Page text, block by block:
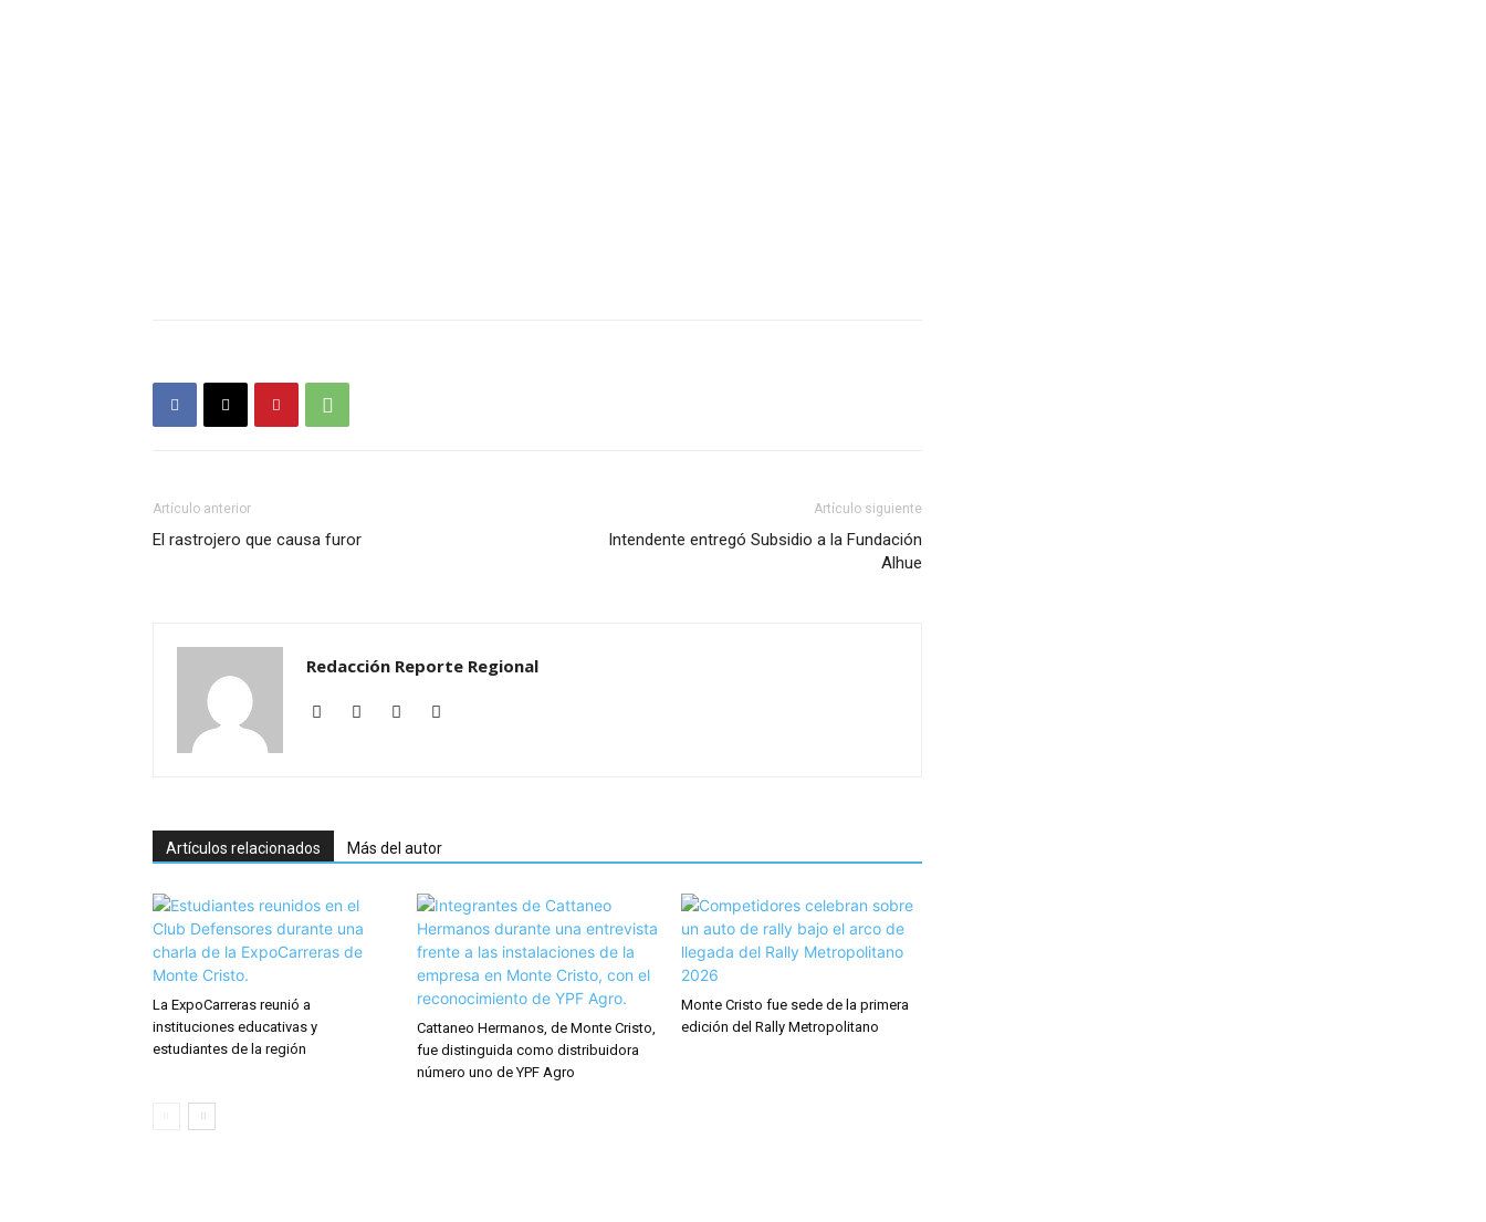
Artículo anterior
El rastrojero que causa furor
Artículo siguiente
Intendente entregó Subsidio a la Fundación
Alhue
Redacción Reporte Regional
Artículos relacionados Más del autor
La ExpoCarreras reunió a
instituciones educativas y
estudiantes de la región
Cattaneo Hermanos, de Monte Cristo,
fue distinguida como distribuidora
número uno de YPF Agro
Monte Cristo fue sede de la primera
edición del Rally Metropolitano